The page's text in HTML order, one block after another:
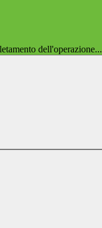
dell'operazione...